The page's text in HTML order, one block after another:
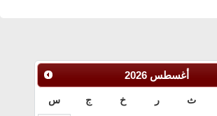
أغسطس 2026
ث ر خ ج س